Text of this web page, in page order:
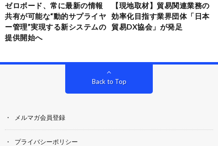
ゼロボード、常に最新の情報
共有が可能な“動的サプライヤ
ー管理”実現する新システムの
提供開始へ
【現地取材】貿易関連業務の
効率化目指す業界団体「日本
貿易DX協会」が発足
Back to Top
メルマガ会員登録
プライバシーポリシー